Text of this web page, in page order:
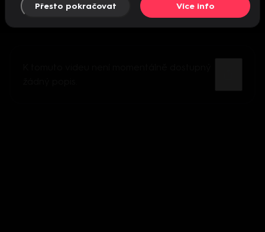
Přesto pokračovat Více info